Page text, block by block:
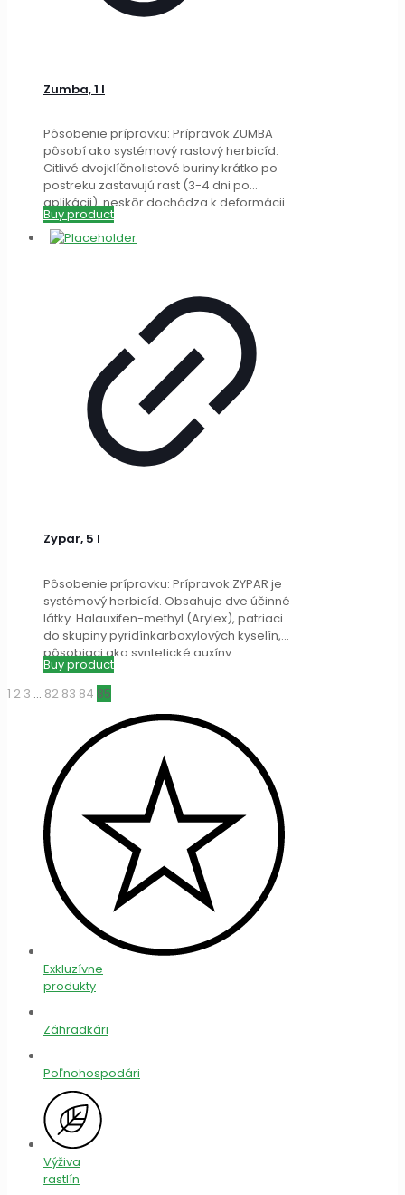
Zumba, 1 l
Pôsobenie prípravku: Prípravok ZUMBA
pôsobí ako systémový rastový herbicíd.
Citlivé dvojklíčnolistové buriny krátko po
postreku zastavujú rast (3-4 dni po
aplikácii), neskôr dochádza k deformácii
listov[…]
Buy product
Zypar, 5 l
Pôsobenie prípravku: Prípravok ZYPAR je
systémový herbicíd. Obsahuje dve účinné
látky. Halauxifen-methyl (Arylex), patriaci
do skupiny pyridínkarboxylových kyselín,
pôsobiaci ako syntetické auxíny.
Florasulam patrí do skupiny
Buy product
1 2 3 … 82 83 84 85
Exkluzívne
produkty
Záhradkári
Poľnohospodári
Výživa
rastlín